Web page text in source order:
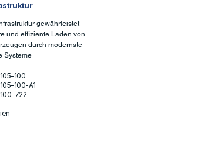
gewährleistet
und effiziente Laden von
durch modernste
Systeme
100
100-A1
722